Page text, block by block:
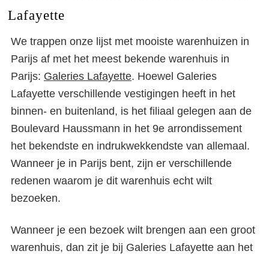
Lafayette
We trappen onze lijst met mooiste warenhuizen in
Parijs af met het meest bekende warenhuis in
Parijs: Galeries Lafayette. Hoewel Galeries
Lafayette verschillende vestigingen heeft in het
binnen- en buitenland, is het filiaal gelegen aan de
Boulevard Haussmann in het 9e arrondissement
het bekendste en indrukwekkendste van allemaal.
Wanneer je in Parijs bent, zijn er verschillende
redenen waarom je dit warenhuis echt wilt
bezoeken.
Wanneer je een bezoek wilt brengen aan een groot
warenhuis, dan zit je bij Galeries Lafayette aan het